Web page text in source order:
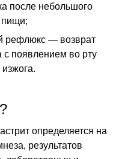
после небольшого
пищи;
рефлюкс — возврат
с появлением во рту
определяется на
результатов